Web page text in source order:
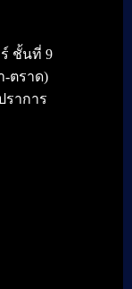
ร์ ชั้นที่ 9
-ตราด)
ราการ